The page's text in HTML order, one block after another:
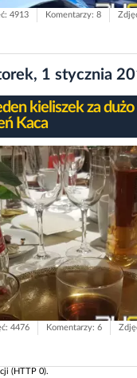
4913 Komentarzy: 8
1 stycznia
kieliszek za
Kaca
4476 Komentarzy: 6
(HTTP 0).